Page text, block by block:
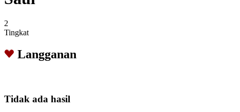
2
Tingkat
Langganan
Tidak ada hasil